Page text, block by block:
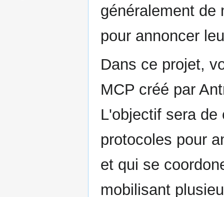
généralement de
pour annoncer
Dans ce projet,
MCP créé par
L'objectif sera
protocoles pour
et qui se
mobilisant